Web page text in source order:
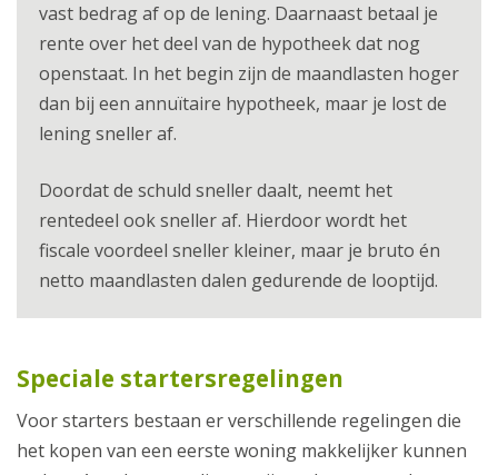
vast bedrag af op de lening. Daarnaast betaal je
rente over het deel van de hypotheek dat nog
openstaat. In het begin zijn de maandlasten hoger
dan bij een annuïtaire hypotheek, maar je lost de
lening sneller af.
Doordat de schuld sneller daalt, neemt het
rentedeel ook sneller af. Hierdoor wordt het
fiscale voordeel sneller kleiner, maar je bruto én
netto maandlasten dalen gedurende de looptijd.
Speciale startersregelingen
Voor starters bestaan er verschillende regelingen die
het kopen van een eerste woning makkelijker kunnen